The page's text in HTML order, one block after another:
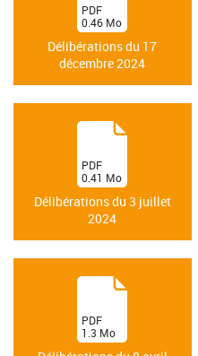
Délibérations du 17
décembre 2024
(PDF
0.46 Mo
)
Délibérations du 3 juillet
2024
(PDF
0.41 Mo
)
(PDF
1.3 Mo
)